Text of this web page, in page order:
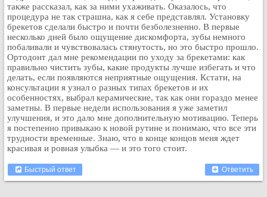
также рассказал, как за ними ухаживать. Оказалось, что
процедура не так страшна, как я себе представлял. Установку
брекетов сделали быстро и почти безболезненно. В первые
несколько дней было ощущение дискомфорта, зубы немного
побаливали и чувствовалась стянутость, но это быстро прошло.
Ортодонт дал мне рекомендации по уходу за брекетами: как
правильно чистить зубы, какие продукты лучше избегать и что
делать, если появляются неприятные ощущения. Кстати, на
консультации я узнал о разных типах брекетов и их
особенностях, выбрал керамические, так как они гораздо менее
заметны. В первые недели использования я уже заметил
улучшения, и это дало мне дополнительную мотивацию. Теперь
я постепенно привыкаю к новой рутине и понимаю, что все эти
трудности временные. Знаю, что в конце концов меня ждет
красивая и ровная улыбка — и это того стоит.
Быстрый ответ Ответить